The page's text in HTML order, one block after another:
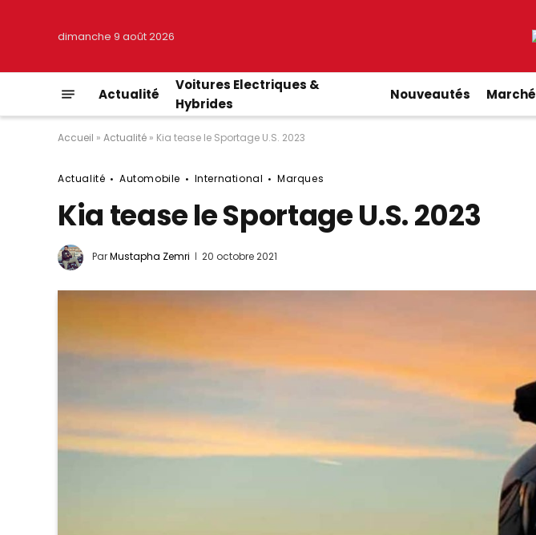
dimanche 9 août 2026
Actualité
Voitures Electriques &
Hybrides
Nouveautés Marché
Accueil » Actualité » Kia tease le Sportage U.S. 2023
Actualité Automobile International Marques
Kia tease le Sportage U.S. 2023
ParMustapha Zemri 20 octobre 2021